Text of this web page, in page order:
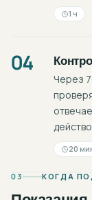
1 ч
04
Через
20
03 КОГДА